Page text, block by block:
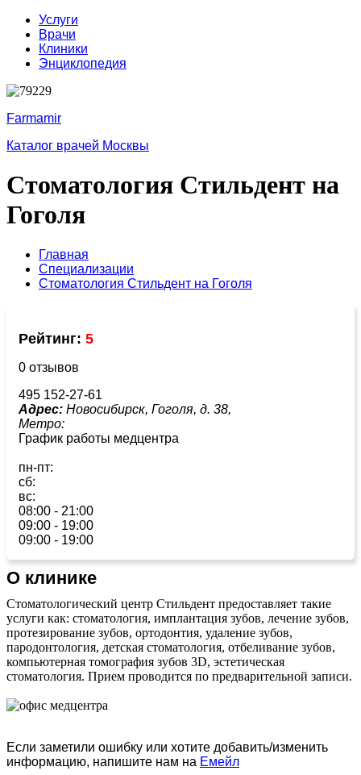
Услуги
Врачи
Клиники
Энциклопедия
Farmamir
Каталог врачей Москвы
Стоматология Стильдент на
Гоголя
Главная
Специализации
Стоматология Стильдент на Гоголя
Рейтинг: 5
0 отзывов
495 152-27-61
Адрес: Новосибирск, Гоголя, д. 38,
Метро:
График работы медцентра
пн-пт:
сб:
вс:
08:00 - 21:00
09:00 - 19:00
09:00 - 19:00
О клинике
Стоматологический центр Стильдент предоставляет такие
услуги как: стоматология, имплантация зубов, лечение зубов,
протезирование зубов, ортодонтия, удаление зубов,
пародонтология, детская стоматология, отбеливание зубов,
компьютерная томография зубов 3D, эстетическая
стоматология. Прием проводится по предварительной записи.
Если заметили ошибку или хотите добавить/изменить
информацию, напишите нам на Емейл